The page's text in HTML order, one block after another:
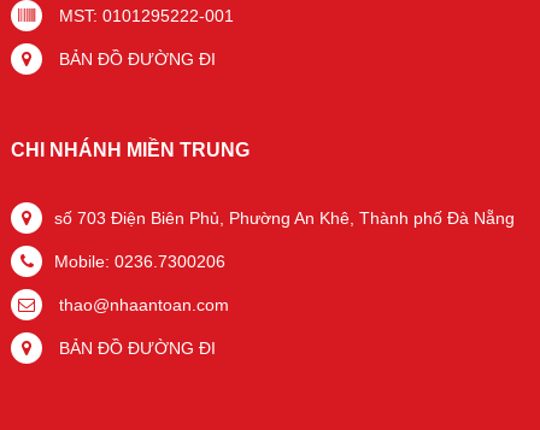
MST: 0101295222-001
BẢN ĐỒ ĐƯỜNG ĐI
CHI NHÁNH MIỀN TRUNG
số 703 Điện Biên Phủ, Phường An Khê, Thành phố Đà Nẵng
Mobile: 0236.7300206
thao@nhaantoan.com
BẢN ĐỒ ĐƯỜNG ĐI